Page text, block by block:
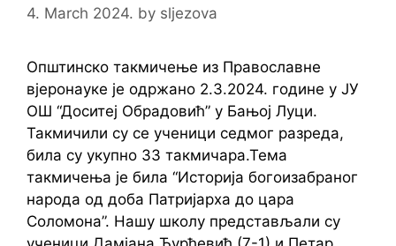
4. March 2024. by sljezova
Општинско такмичење из Православне
вјеронауке је одржано 2.3.2024. године у ЈУ
ОШ “Доситеј Обрадовић” у Бањој Луци.
Такмичили су се ученици седмог разреда,
била су укупно 33 такмичара.Тема
такмичења је била “Историја богоизабраног
народа од доба Патријарха до цара
Соломона”. Нашу школу представљали су